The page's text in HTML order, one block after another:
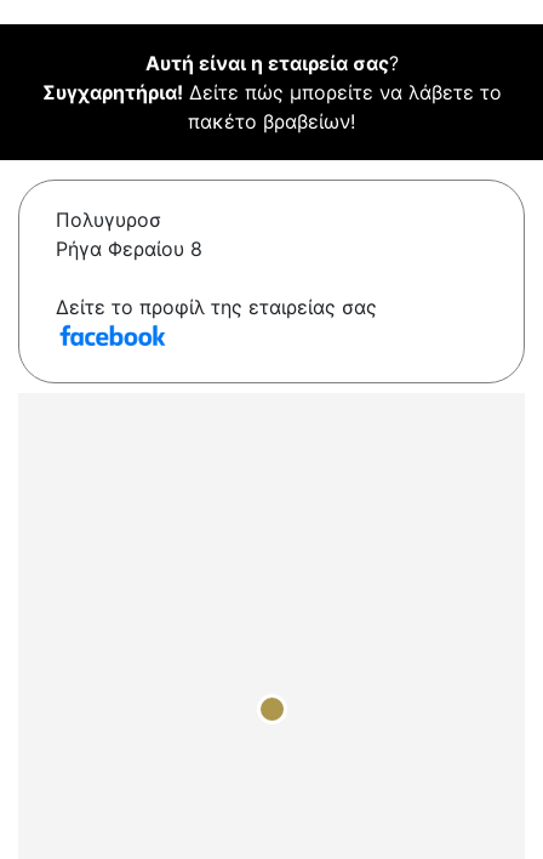
Αυτή είναι η εταιρεία σας?
Συγχαρητήρια! Δείτε πώς μπορείτε να λάβετε το
πακέτο βραβείων!
Πολυγυροσ
Ρήγα Φεραίου 8
Δείτε το προφίλ της εταιρείας σας